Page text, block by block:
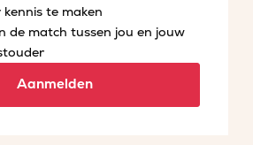
te maken
de match tussen jou en jouw
Aanmelden